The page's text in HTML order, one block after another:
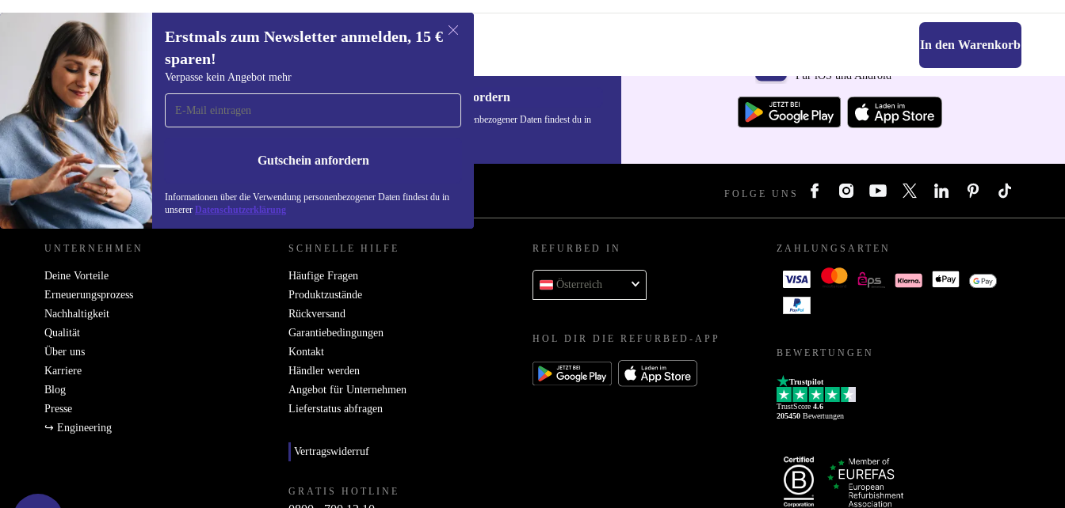
32,90 €54,90 € In den Warenkorb
Erstmals zum Newsletter anmelden, 15 €
sparen!
Verpasse kein Angebot mehr
Gutschein anfordern
Informationen über die Verwendung personenbezogener Daten findest du in
unserer Datenschutzerklärung
Erstmals zum Newsletter
anmelden, 15 € sparen!
Verpasse kein Angebot mehr.
Gutschein anfordern
Informationen über die Verwendung personenbezogener Daten findest du in
Für iOS und Android
REFURBED ÖSTERREICH - RETHINK NEW. FOLGE UNS
UNTERNEHMEN
Deine Vorteile
Erneuerungsprozess
Nachhaltigkeit
Qualität
Über uns
Karriere
Blog
Presse
↪ Engineering
SCHNELLE HILFE
Häufige Fragen
Produktzustände
Rückversand
Garantiebedingungen
Kontakt
Händler werden
Angebot für Unternehmen
Lieferstatus abfragen
Vertragswiderruf
GRATIS HOTLINE
REFURBED IN
Österreich
HOL DIR DIE REFURBED-APP
ZAHLUNGSARTEN
BEWERTUNGEN
Trustpilot
TrustScore 4.6
205450 Bewertungen